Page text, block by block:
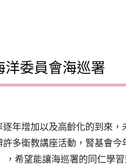
洋委員會海巡署
逐年增加以及高齡化的到來
許多衛教講座活動，腎基會
，希望能讓海巡署的同仁學